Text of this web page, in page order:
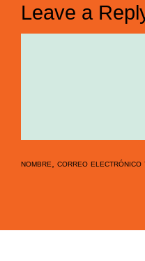
Leave a
nombre, correo electrónico